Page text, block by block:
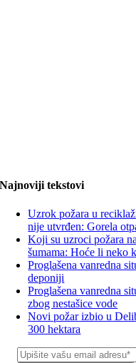
Najnoviji tekstovi
Uzrok požara u
nije utvrđen: Gorela
Koji su uzroci požara
šumama: Hoće li neko
Proglašena vanredna
deponiji
Proglašena vanredna
zbog nestašice vode
Novi požar izbio u
300 hektara